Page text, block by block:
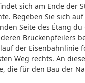
sich am Ende der
Begeben Sie sich
Seite des Étang du
Brückenpfeilers
der Eisenbahnlinie
Weg rechts. An
die für den Bau der